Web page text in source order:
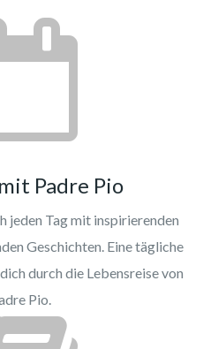
Padre Pio
jeden Tag mit inspirierenden
Geschichten. Eine tägliche
durch die Lebensreise von
Pio.